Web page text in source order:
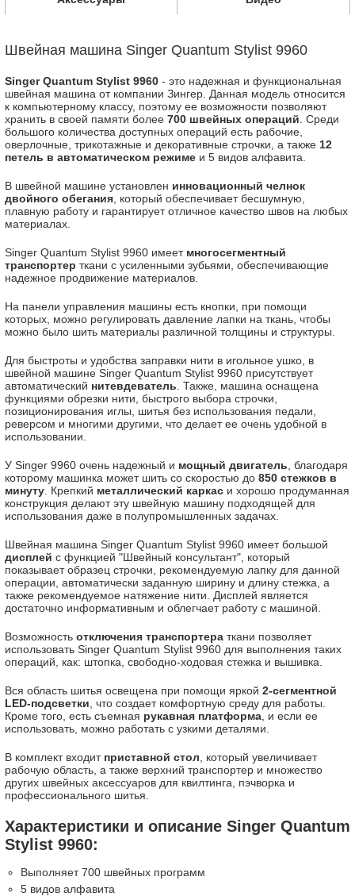
Швейная машина Singer Quantum Stylist 9960
Singer Quantum Stylist 9960 - это надежная и функциональная
швейная машина от компании Зингер. Данная модель относится
к компьютерному классу, поэтому ее возможности позволяют
хранить в своей памяти более 700 швейных операций . Среди
большого количества доступных операций есть рабочие,
оверлочные, трикотажные и декоративные строчки, а также 12
петель в автоматическом режиме и 5 видов алфавита.
В швейной машине установлен инновационный челнок
двойного обегания , который обеспечивает бесшумную,
плавную работу и гарантирует отличное качество швов на любых
материалах.
Singer Quantum Stylist 9960 имеет многосегментный
транспортер ткани с усиленными зубьями, обеспечивающие
надежное продвижение материалов.
На панели управления машины есть кнопки, при помощи
которых, можно регулировать давление лапки на ткань, чтобы
можно было шить материалы различной толщины и структуры.
Для быстроты и удобства заправки нити в игольное ушко, в
швейной машине Singer Quantum Stylist 9960 присутствует
автоматический нитевдеватель . Также, машина оснащена
функциями обрезки нити, быстрого выбора строчки,
позиционирования иглы, шитья без использования педали,
реверсом и многими другими, что делает ее очень удобной в
использовании.
У Singer 9960 очень надежный и мощный двигатель , благодаря
которому машинка может шить со скоростью до 850 стежков в
минуту . Крепкий металлический каркас и хорошо продуманная
конструкция делают эту швейную машину подходящей для
использования даже в полупромышленных задачах.
Швейная машина Singer Quantum Stylist 9960 имеет большой
дисплей с функцией "Швейный консультант", который
показывает образец строчки, рекомендуемую лапку для данной
операции, автоматически заданную ширину и длину стежка, а
также рекомендуемое натяжение нити. Дисплей является
достаточно информативным и облегчает работу с машиной.
Возможность отключения транспортера ткани позволяет
использовать Singer Quantum Stylist 9960 для выполнения таких
операций, как: штопка, свободно-ходовая стежка и вышивка.
Вся область шитья освещена при помощи яркой 2-сегментной
LED-подсветки , что создает комфортную среду для работы.
Кроме того, есть съемная рукавная платформа , и если ее
использовать, можно работать с узкими деталями.
В комплект входит приставной стол , который увеличивает
рабочую область, а также верхний транспортер и множество
других швейных аксессуаров для квилтинга, пэчворка и
профессионального шитья.
Характеристики и описание Singer Quantum
Stylist 9960:
Выполняет 700 швейных программ
5 видов алфавита